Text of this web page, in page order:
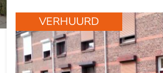
VERHUURD